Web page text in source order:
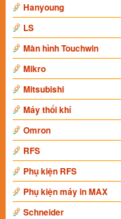
Hanyoung
LS
Màn hình Touchwin
Mikro
Mitsubishi
Máy thổi khí
Omron
RFS
Phụ kiện RFS
Phụ kiện máy in MAX
Schneider